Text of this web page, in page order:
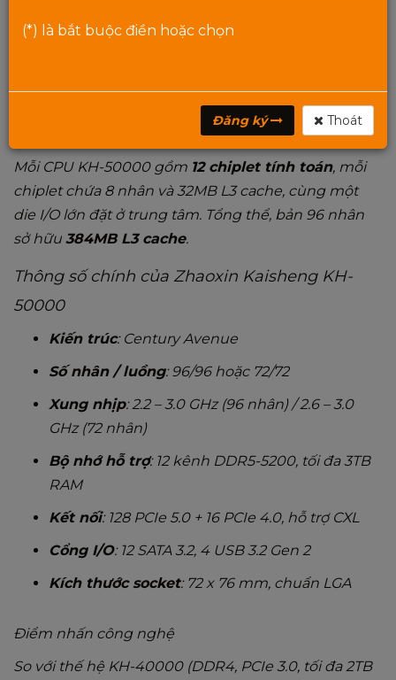
cho phép mở rộng số nhân lên mức
trước (KH-40000, 32 nhân), KH-50000 đánh dấu
gấp ba lần số nhân.
Mỗi CPU KH-50000 gồm 12 chiplet tính toán, mỗi
chiplet chứa 8 nhân và 32MB L3 cache, cùng một
die I/O lớn đặt ở trung tâm. Tổng thể, bản 96 nhân
sở hữu 384MB L3 cache.
Thông số chính của Zhaoxin Kaisheng KH-
50000
Kiến trúc: Century Avenue
Số nhân / luồng: 96/96 hoặc 72/72
Xung nhịp: 2.2 – 3.0 GHz (96 nhân) / 2.6 – 3.0
GHz (72 nhân)
Bộ nhớ hỗ trợ: 12 kênh DDR5-5200, tối đa 3TB
RAM
Kết nối: 128 PCIe 5.0 + 16 PCIe 4.0, hỗ trợ CXL
Cổng I/O: 12 SATA 3.2, 4 USB 3.2 Gen 2
Kích thước socket: 72 x 76 mm, chuẩn LGA
Điểm nhấn công nghệ
So với thế hệ KH-40000 (DDR4, PCIe 3.0, tối đa 2TB
(*) là bắt buộc điền hoặc chọn
Đăng ký Thoát